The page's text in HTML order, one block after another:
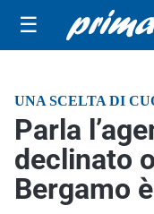
☰
UNA SCELTA DI
Parla
declinato
Bergamo